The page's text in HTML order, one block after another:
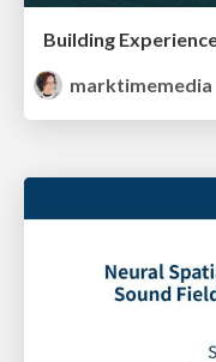
marktimemedia